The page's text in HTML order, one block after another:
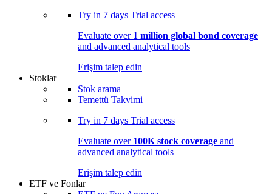
Try in 7 days Trial access
Evaluate over 1 million global bond coverage
and advanced analytical tools
Erişim talep edin
Stoklar
Stok arama
Temettü Takvimi
Try in 7 days Trial access
Evaluate over 100K stock coverage and
advanced analytical tools
Erişim talep edin
ETF ve Fonlar